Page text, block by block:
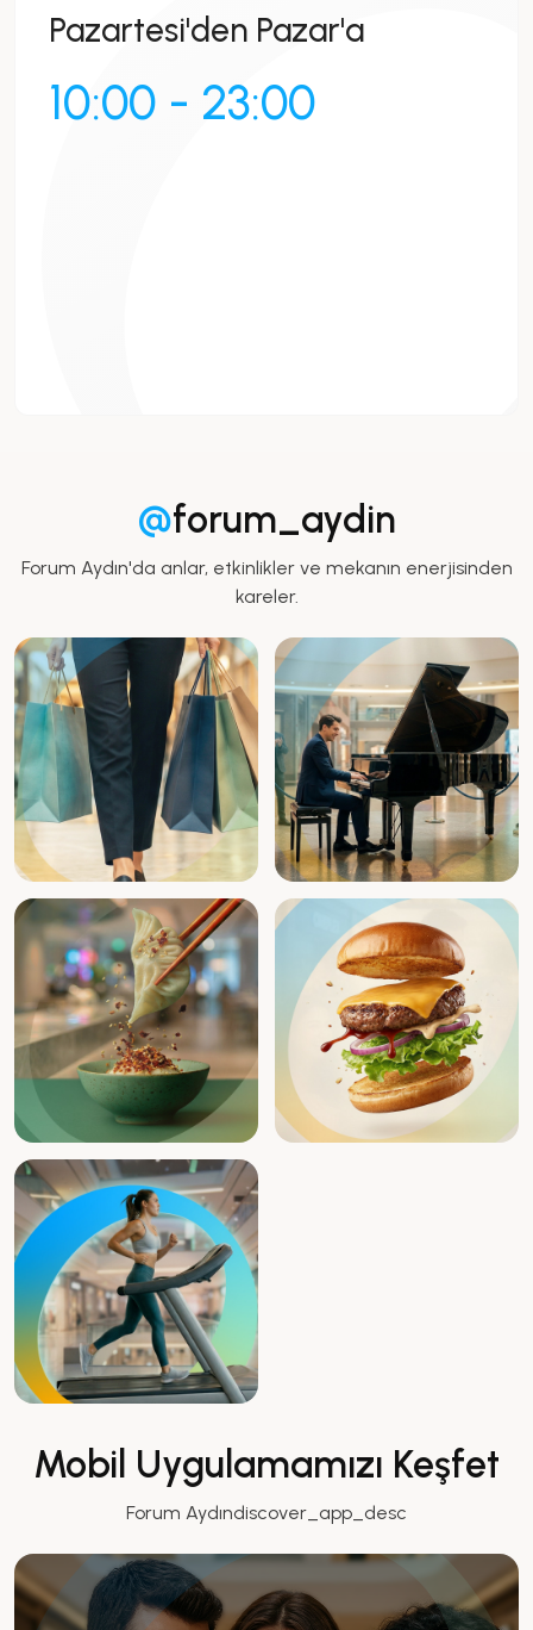
Pazartesi'den Pazar'a
10:00 - 23:00
@forum_aydin
Forum Aydın'da anlar, etkinlikler ve mekanın enerjisinden
kareler.
Mobil Uygulamamızı Keşfet
Forum Aydındiscover_app_desc